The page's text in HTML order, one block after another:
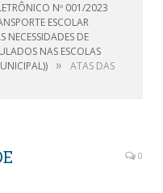
Nº 001/2023
ESCOLAR
NECESSIDADES DE
NAS ESCOLAS
»
ATAS DAS
0